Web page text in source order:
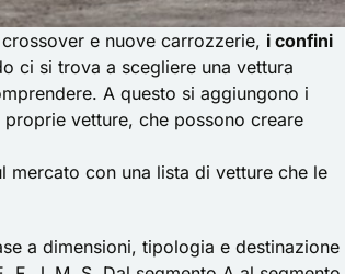
e nuove carrozzerie, i confini
ci si trova a scegliere una vettura
A questo si aggiungono i
vetture, che possono creare
mercato con una lista di vetture che le
a dimensioni, tipologia e destinazione